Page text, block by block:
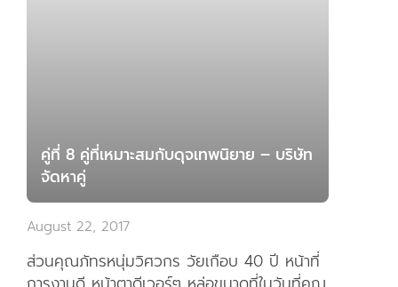
August 22, 2017
ส่วนคุณภัทรหนุ่มวิศวกร วัยเกือบ 40 ปี หน้าที่
การงานดี หน้าตาดีเวอร์ๆ หล่อขนาดที่ในวันที่คุณ
ภัทรเข้ามา สาวๆในออฟฟิศ MeetNLunch
ตาค้าง กรี้ดกร้าดกันใหญ่ทั้งออฟฟิศ คู่สำเร็จที่
เราประทับใจ เลือกมาเล่...